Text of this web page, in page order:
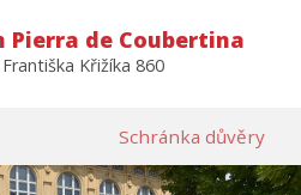
Pierra de Coubertina
Křižíka 860
Schránka důvěry